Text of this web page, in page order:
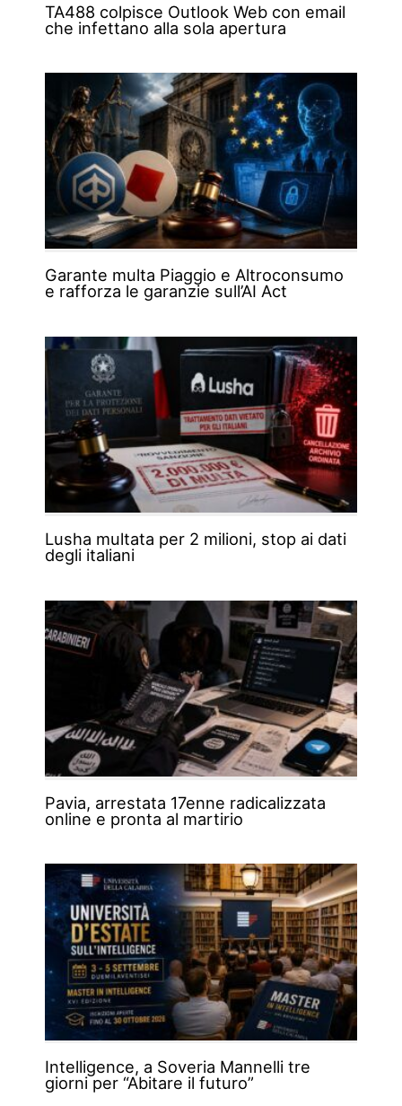
TA488 colpisce Outlook Web con email
che infettano alla sola apertura
Garante multa Piaggio e Altroconsumo
e rafforza le garanzie sull’AI Act
Lusha multata per 2 milioni, stop ai dati
degli italiani
Pavia, arrestata 17enne radicalizzata
online e pronta al martirio
Intelligence, a Soveria Mannelli tre
giorni per “Abitare il futuro”